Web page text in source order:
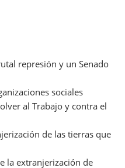
represión y un Senado
sociales
al Trabajo y contra el
de las tierras que
la extranjerización de